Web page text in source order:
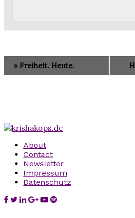
« Freiheit. Heute.
About
Contact
Newsletter
Impressum
Datenschutz